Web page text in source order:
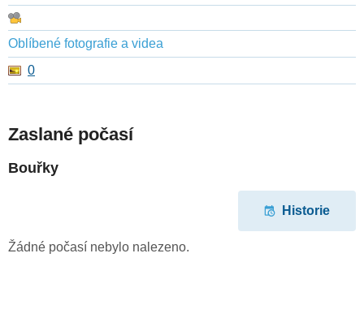
Oblíbené fotografie a videa
0
Zaslané počasí
Bouřky
Historie
Žádné počasí nebylo nalezeno.